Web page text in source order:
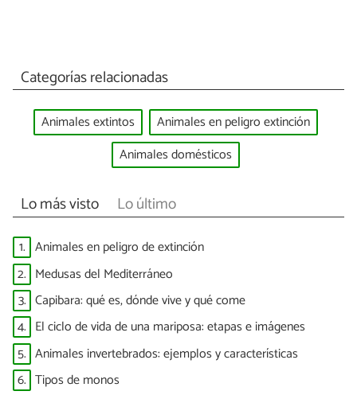
Categorías relacionadas
Animales extintos
Animales en peligro extinción
Animales domésticos
Lo más visto Lo último
1. Animales en peligro de extinción
2. Medusas del Mediterráneo
3. Capibara: qué es, dónde vive y qué come
4. El ciclo de vida de una mariposa: etapas e imágenes
5. Animales invertebrados: ejemplos y características
6. Tipos de monos